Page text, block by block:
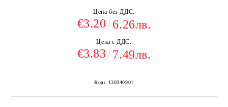
Цена без ДДС:
€3.20 6.26лв.
Цена с ДДС:
€3.83 7.49лв.
Код: 130340901